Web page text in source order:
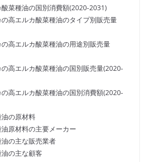
酸菜種油の国別消費額(2020-2031)
の高エルカ酸菜種油のタイプ別販売量
の高エルカ酸菜種油の用途別販売量
の高エルカ酸菜種油の国別販売量(2020-
の高エルカ酸菜種油の国別消費額(2020-
油の原材料
油原材料の主要メーカー
油の主な販売業者
油の主な顧客